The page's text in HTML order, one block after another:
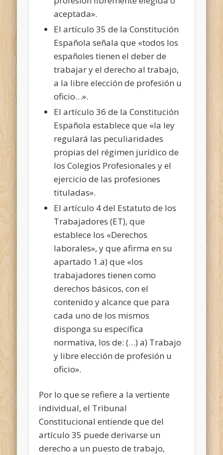
aceptada».
El artículo 35 de la Constitución
Española señala que «todos los
españoles tienen el deber de
trabajar y el derecho al trabajo,
a la libre elección de profesión u
oficio…».
El artículo 36 de la Constitución
Española establece que «la ley
regulará las peculiaridades
propias del régimen jurídico de
los Colegios Profesionales y el
ejercicio de las profesiones
tituladas».
El artículo 4 del Estatuto de los
Trabajadores (ET), que
establece los «Derechos
laborales», y que afirma en su
apartado 1.a) que «los
trabajadores tienen como
derechos básicos, con el
contenido y alcance que para
cada uno de los mismos
disponga su específica
normativa, los de: (…) a) Trabajo
y libre elección de profesión u
oficio».
Por lo que se refiere a la vertiente
individual, el Tribunal
Constitucional entiende que del
artículo 35 puede derivarse un
derecho a un puesto de trabajo,